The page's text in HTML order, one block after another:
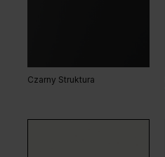
Czarny Struktura